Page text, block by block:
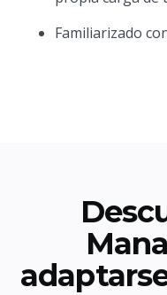
Familiarizado